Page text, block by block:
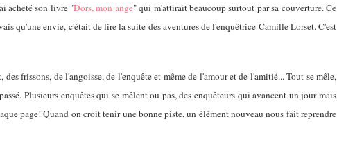
acheté son livre "Dors, mon ange" qui m'attirait beaucoup surtout par sa couverture. Ce
qu'une envie, c'était de lire la suite des aventures de l'enquêtrice Camille Lorset. C'est
frissons, de l'angoisse, de l'enquête et même de l'amour et de l'amitié... Tout se mêle,
Plusieurs enquêtes qui se mêlent ou pas, des enquêteurs qui avancent un jour mais
page! Quand on croit tenir une bonne piste, un élément nouveau nous fait reprendre